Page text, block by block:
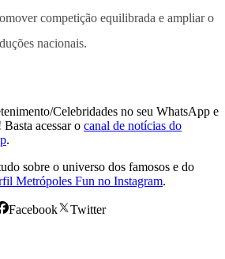
competição equilibrada e ampliar o
nacionais.
Celebridades no seu WhatsApp e
acessar o canal de notícias do
.
sobre o universo dos famosos e do
Metrópoles Fun no Instagram.
Facebook Twitter